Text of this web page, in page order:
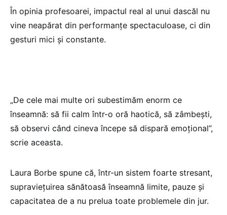
În opinia profesoarei, impactul real al unui dascăl nu
vine neapărat din performanțe spectaculoase, ci din
gesturi mici și constante.
„De cele mai multe ori subestimăm enorm ce
înseamnă: să fii calm într-o oră haotică, să zâmbești,
să observi când cineva începe să dispară emoțional”,
scrie aceasta.
Laura Borbe spune că, într-un sistem foarte stresant,
supraviețuirea sănătoasă înseamnă limite, pauze și
capacitatea de a nu prelua toate problemele din jur.